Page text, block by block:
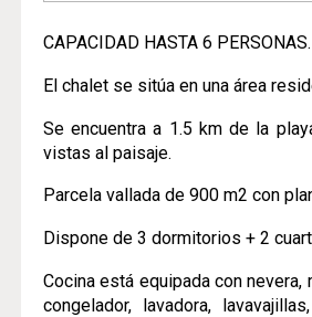
CAPACIDAD HASTA 6 PERSONAS.
El chalet se sitúa en una área
Se encuentra a 1.5 km de la
vistas al paisaje.
Parcela vallada de 900 m2 con
Dispone de 3 dormitorios + 2
Cocina está equipada con nevera,
congelador, lavadora,